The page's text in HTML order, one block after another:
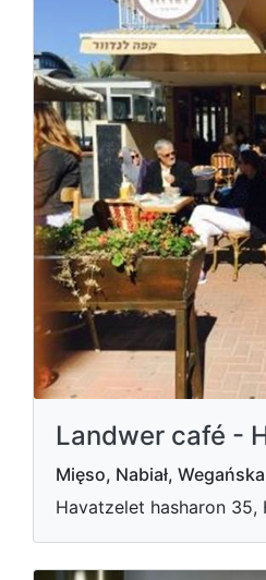
Landwer café -
Mięso, Nabiał,
Havatzelet hasharon 35,